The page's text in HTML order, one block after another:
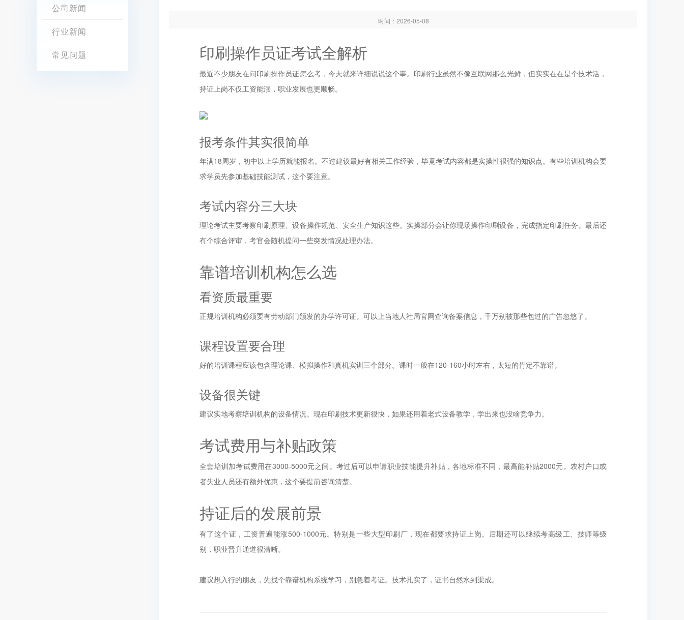
公司新闻
行业新闻
常见问题
时间：2026-05-08
印刷操作员证考试全解析
最近不少朋友在问印刷操作员证怎么考，今天就来详细说说这个事。印刷行业虽然不像互联网那么光鲜，但实实在在是个技术活，
持证上岗不仅工资能涨，职业发展也更顺畅。
报考条件其实很简单
年满18周岁，初中以上学历就能报名。不过建议最好有相关工作经验，毕竟考试内容都是实操性很强的知识点。有些培训机构会要
求学员先参加基础技能测试，这个要注意。
考试内容分三大块
理论考试主要考察印刷原理、设备操作规范、安全生产知识这些。实操部分会让你现场操作印刷设备，完成指定印刷任务。最后还
有个综合评审，考官会随机提问一些突发情况处理办法。
靠谱培训机构怎么选
看资质最重要
正规培训机构必须要有劳动部门颁发的办学许可证。可以上当地人社局官网查询备案信息，千万别被那些包过的广告忽悠了。
课程设置要合理
好的培训课程应该包含理论课、模拟操作和真机实训三个部分。课时一般在120-160小时左右，太短的肯定不靠谱。
设备很关键
建议实地考察培训机构的设备情况。现在印刷技术更新很快，如果还用着老式设备教学，学出来也没啥竞争力。
考试费用与补贴政策
全套培训加考试费用在3000-5000元之间。考过后可以申请职业技能提升补贴，各地标准不同，最高能补贴2000元。农村户口或
者失业人员还有额外优惠，这个要提前咨询清楚。
持证后的发展前景
有了这个证，工资普遍能涨500-1000元。特别是一些大型印刷厂，现在都要求持证上岗。后期还可以继续考高级工、技师等级
别，职业晋升通道很清晰。
建议想入行的朋友，先找个靠谱机构系统学习，别急着考证。技术扎实了，证书自然水到渠成。